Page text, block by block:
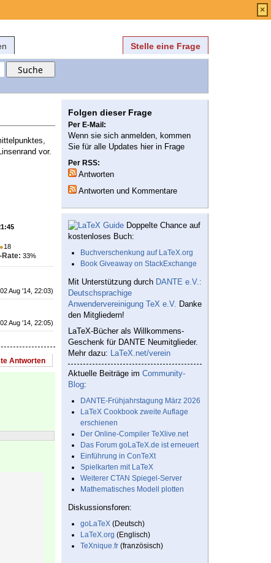
Stelle eine Frage
vor.
●18
33%
Aug '14, 22:03)
Aug '14, 22:05)
Antworten
Folgen dieser Frage
Per E-Mail:
Wenn sie sich anmelden, kommen
Sie für alle Updates hier in Frage
Per RSS:
Antworten
Antworten und Kommentare
Doppelte Chance auf
kostenloses Buch:
Buchverschenkung auf LaTeX.org
Book Giveaway on StackExchange
Mit Unterstützung durch DANTE e.V.:
Deutschsprachige
Anwendervereinigung TeX e.V. Danke
den Mitgliedern!
LaTeX-Bücher als Willkommens-
Geschenk für DANTE Neumitglieder.
Mehr dazu: LaTeX.net/verein
Aktuelle Beiträge im Community-
Blog:
DANTE-Frühjahrstagung März 2026
LaTeX Cookbook zweite Auflage
erschienen
Der Online-Compiler TeXlive.net
Das Forum goLaTeX.de ist erneuert
Einführung in ConTeXt
Spielkarten mit LaTeX
Weiterer CTAN Spiegel-Server
Mathematisches Modell plotten
Diskussionsforen:
goLaTeX (Deutsch)
LaTeX.org (Englisch)
TeXnique.fr (französisch)
×